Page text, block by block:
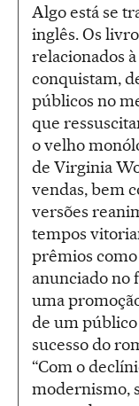
Algo está se
inglês. Os
relacionados
conquistam,
públicos no
que
o velho
de Virginia
vendas, bem
versões
tempos
prêmios
anunciado no
uma
de um
sucesso do
“Com o
modernismo,